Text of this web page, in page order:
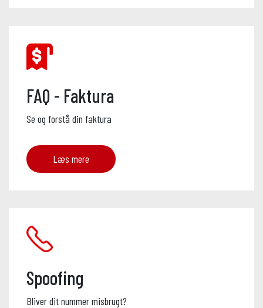
FAQ - Faktura
Se og forstå din faktura
Læs mere
Spoofing
Bliver dit nummer misbrugt?